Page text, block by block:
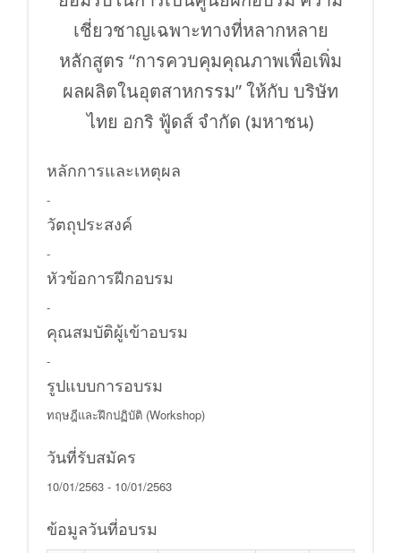
เชี่ยวชาญเฉพาะทางที่หลากหลาย
หลักสูตร “การควบคุมคุณภาพเพื่อเพิ่ม
ผลผลิตในอุตสาหกรรม” ให้กับ บริษัท
ไทย อกริ ฟู้ดส์ จำกัด (มหาชน)
หลักการและเหตุผล
-
วัตถุประสงค์
-
หัวข้อการฝีกอบรม
-
คุณสมบัติผู้เข้าอบรม
-
รูปแบบการอบรม
ทฤษฎีและฝึกปฏิบัติ (Workshop)
วันที่รับสมัคร
10/01/2563 - 10/01/2563
ข้อมูลวันที่อบรม